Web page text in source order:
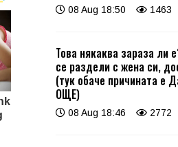
08 Aug 18:50 1463
Това някаква зараза ли
се раздели с жена си,
(тук обаче причината е
ОЩЕ)
08 Aug 18:46 2772